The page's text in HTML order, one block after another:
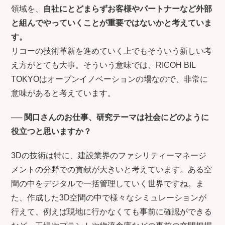
領域を、 自社にとどまらずお客様やパートナーなど外部
と組んでやっていくことが重要ではないかと考えていま
す。
リコーの技術革新を進めていく上でもそういう新しい考
え方がとても大事。そういう意味では、RICOH BIL
TOKYOはオープンイノベーションの場なので、非常に
意味があると考えています。
── 関口さんのお仕事、研究テーマは社会にどのように
役立つと思いますか？
3Dの技術は特に、建設業界のファシリティーマネージ
メントの分野での貢献が大きいと考えています。ある空
間の中をデジタルで一括管理していく世界ですね。ま
た、作成した3D空間の中で様々なシミュレーションが
行えて、例えば現地に行かなくても事前に確認ができる